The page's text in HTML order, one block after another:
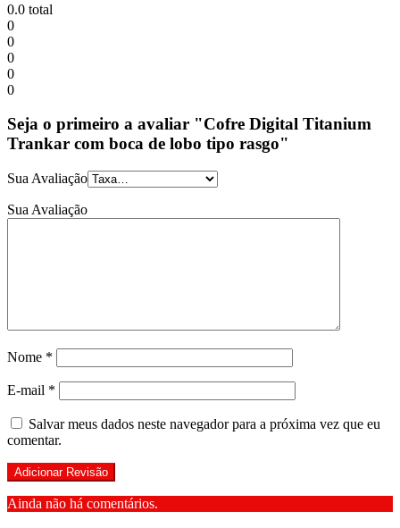
0.0 total
0
0
0
0
0
Seja o primeiro a avaliar "Cofre Digital Titanium
Trankar com boca de lobo tipo rasgo"
Sua Avaliação
Sua Avaliação
Nome *
E-mail *
Salvar meus dados neste navegador para a próxima vez que eu
comentar.
Ainda não há comentários.